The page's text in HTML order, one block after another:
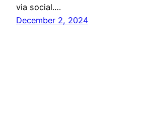
via social.…
December 2, 2024